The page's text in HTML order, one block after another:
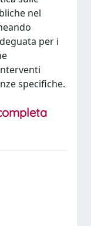
nel
per i
specifiche.